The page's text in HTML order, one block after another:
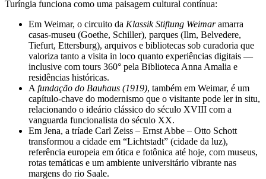
Turíngia funciona como uma paisagem cultural contínua:
Em Weimar, o circuito da Klassik Stiftung Weimaramarra
casas-museu (Goethe, Schiller), parques (Ilm, Belvedere,
Tiefurt, Ettersburg), arquivos e bibliotecas sob curadoria que
valoriza tanto a visita in loco quanto experiências digitais —
inclusive com tours 360° pela Biblioteca Anna Amalia e
residências históricas.
A fundação do Bauhaus (1919), também em Weimar, é um
capítulo-chave do modernismo que o visitante pode ler in situ,
relacionando o ideário clássico do século XVIII com a
vanguarda funcionalista do século XX.
Em Jena, a tríade Carl Zeiss – Ernst Abbe – Otto Schott
transformou a cidade em “Lichtstadt” (cidade da luz),
referência europeia em ótica e fotônica até hoje, com museus,
rotas temáticas e um ambiente universitário vibrante nas
margens do rio Saale.